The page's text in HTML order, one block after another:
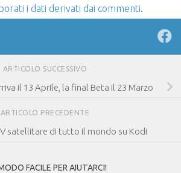
i dati derivati dai commenti.
ARTICOLO SUCCESSIVO
il 13 Aprile, la final Beta il 23 Marzo
ARTICOLO PRECEDENTE
satellitare di tutto il mondo su Kodi
FACILE PER AIUTARCI!